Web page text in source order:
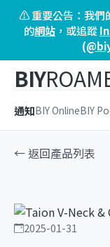
⚠️ 重要公告：我們
的網站 ，或追蹤
BIY
通知BIY OnlineBIY
← 返回產品列表
2025-01-31